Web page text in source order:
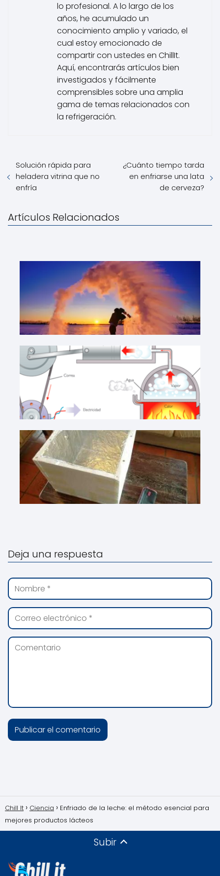
lo profesional. A lo largo de los
años, he acumulado un
conocimiento amplio y variado, el
cual estoy emocionado de
compartir con ustedes en ChillIt.
Aquí, encontrarás artículos bien
investigados y fácilmente
comprensibles sobre una amplia
gama de temas relacionados con
la refrigeración.
Solución rápida para
heladera vitrina que no
enfría
¿Cuánto tiempo tarda
en enfriarse una lata
de cerveza?
Artículos Relacionados
Deja una respuesta
Chill It Ciencia
Enfriado de la leche: el método esencial para
mejores productos lácteos
Subir